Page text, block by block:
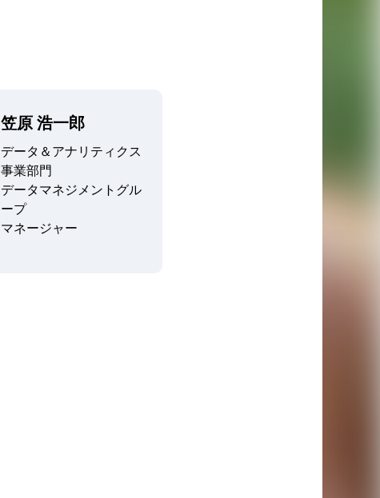
笠原 浩一郎
データ＆アナリティクス
事業部門
データマネジメントグル
ープ
マネージャー